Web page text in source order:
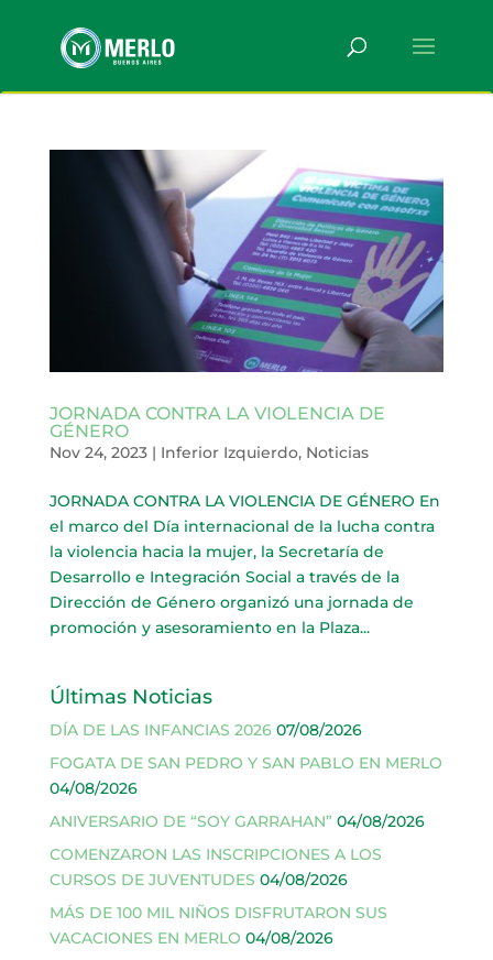
JORNADA CONTRA LA VIOLENCIA DE
GÉNERO
Nov 24, 2023| Inferior Izquierdo, Noticias
JORNADA CONTRA LA VIOLENCIA DE GÉNERO En
el marco del Día internacional de la lucha contra
la violencia hacia la mujer, la Secretaría de
Desarrollo e Integración Social a través de la
Dirección de Género organizó una jornada de
promoción y asesoramiento en la Plaza...
Últimas Noticias
DÍA DE LAS INFANCIAS 2026 07/08/2026
FOGATA DE SAN PEDRO Y SAN PABLO EN MERLO
04/08/2026
ANIVERSARIO DE “SOY GARRAHAN” 04/08/2026
COMENZARON LAS INSCRIPCIONES A LOS
CURSOS DE JUVENTUDES 04/08/2026
MÁS DE 100 MIL NIÑOS DISFRUTARON SUS
VACACIONES EN MERLO 04/08/2026